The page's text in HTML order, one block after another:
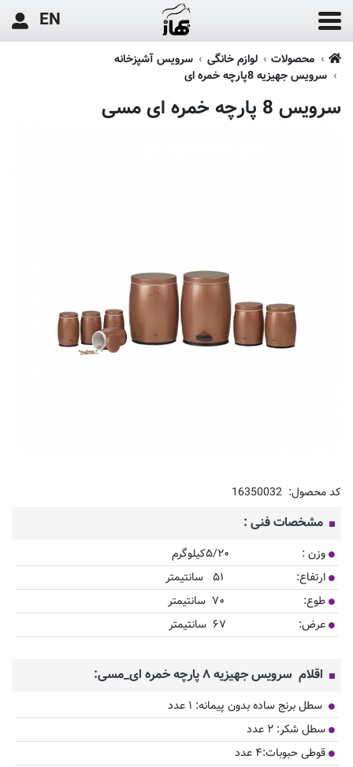
EN
محصولات لوازم خانگی
سرویس آشپزخانه
سرویس جهیزیه 8پارچه خمره ای
سرویس 8 پارچه خمره ای مسی
کد محصول: 16350032
مشخصات فنی :
وزن : ۵/۲۰کیلوگرم
ارتفاع: ۵۱ سانتیمتر
طوع: ۷۰ سانتیمتر
عرض: ۶۷ سانتیمتر
اقلام سرویس جهیزیه ۸ پارچه خمره ای_مسی:
سطل برنج ساده بدون پیمانه: ۱ عدد
سطل شکر: ۲ عدد
قوطی حبوبات:۴ عدد